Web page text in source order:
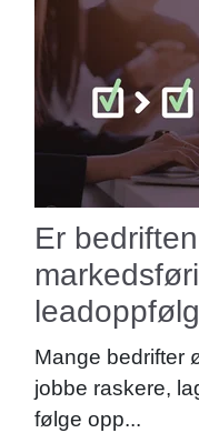
Er
Mange bedrifter
jobbe raskere,
følge opp...